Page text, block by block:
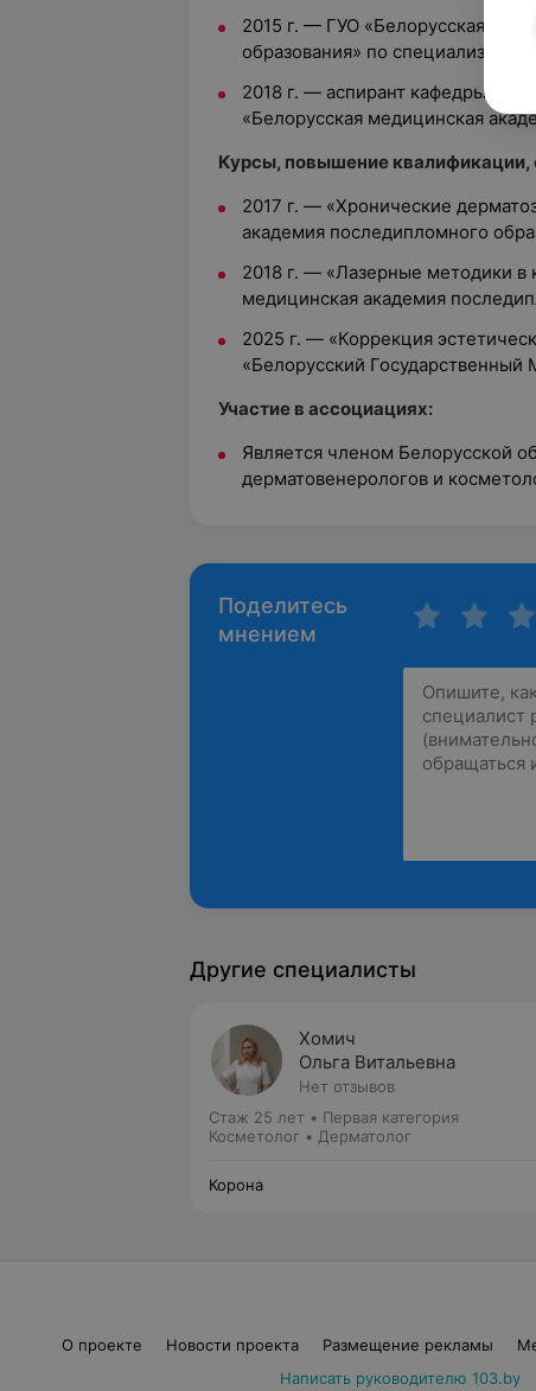
2015 г. — ГУО «Белорусская
образования» по специализации
2018 г. — аспирант кафедры
«Белорусская медицинская
Курсы, повышение
2017 г. — «Хронические
академия последипломного
2018 г. — «Лазерные методики в
медицинская академия
2025 г. — «Коррекция
«Белорусский Государственный
Участие в ассоциациях:
Является членом Белорусской
дерматовенерологов и
Поделитесь
мнением
Другие специалисты
Хомич
Ольга Витальевна
Нет отзывов
Стаж 25 лет • Первая категория
Косметолог • Дерматолог
Корона
О проекте Новости проекта Размещение рекламы
Написать руководителю 103.by